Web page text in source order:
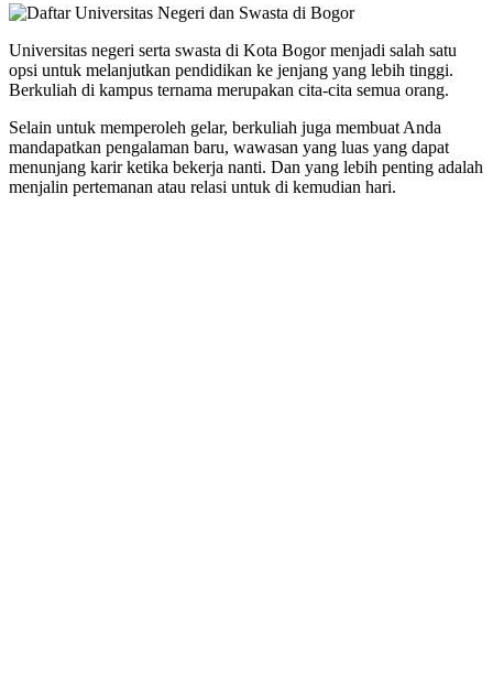
Universitas negeri serta swasta di Kota Bogor menjadi salah satu
opsi untuk melanjutkan pendidikan ke jenjang yang lebih tinggi.
Berkuliah di kampus ternama merupakan cita-cita semua orang.
Selain untuk memperoleh gelar, berkuliah juga membuat Anda
mandapatkan pengalaman baru, wawasan yang luas yang dapat
menunjang karir ketika bekerja nanti. Dan yang lebih penting adalah
menjalin pertemanan atau relasi untuk di kemudian hari.